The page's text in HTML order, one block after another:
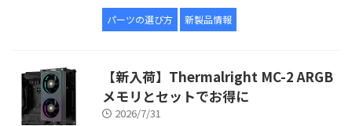
パーツの選び方 新製品情報
【新入荷】Thermalright MC-2 ARGB
メモリとセットでお得に
2026/7/31